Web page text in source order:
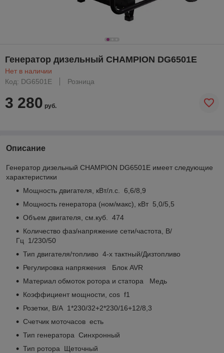
Генератор дизельный CHAMPION DG6501E
Нет в наличии
Код: DG6501E
Розница
3 280 руб.
Описание
Генератор дизельный CHAMPION DG6501E имеет следующие
характеристики
Мощность двигателя, кВт/л.с. 6,6/8,9
Мощность генератора (ном/макс), кВт 5,0/5,5
Объем двигателя, см.куб. 474
Количество фаз/напряжение сети/частота, В/
Гц 1/230/50
Тип двигателя/топливо 4-х тактный/Дизтопливо
Регулировка напряжения Блок AVR
Материал обмоток ротора и статора Медь
Коэффициент мощности, cos f1
Розетки, В/А 1*230/32+2*230/16+12/8,3
Счетчик моточасов есть
Тип генератора Синхронный
Тип ротора Щеточный